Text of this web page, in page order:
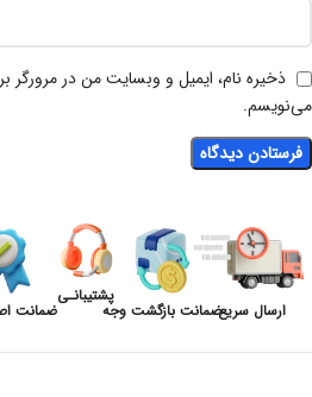
ذخیره نام، ایمیل و وبسایت من در مرورگر
می‌نویسم.
ارسال سریعضمانت بازگشت وجه
پشتیبانـی
ضمانت